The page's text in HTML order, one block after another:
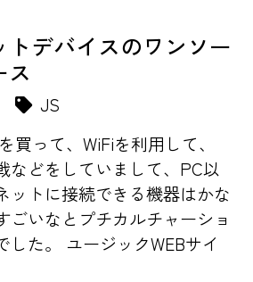
トデバイスのワンソー
ス
JS
買って、WiFiを利用して、
などをしていまして、PC以
ットに接続できる機器はかな
ごいなとプチカルチャーショ
した。 ユージックWEBサイ